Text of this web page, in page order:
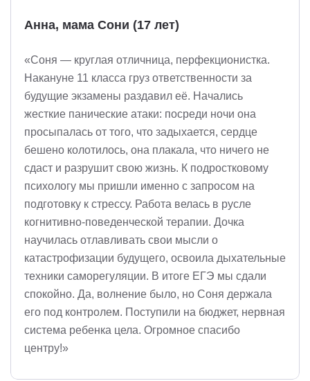
Анна, мама Сони (17 лет)
«Соня — круглая отличница, перфекционистка.
Накануне 11 класса груз ответственности за
будущие экзамены раздавил её. Начались
жесткие панические атаки: посреди ночи она
просыпалась от того, что задыхается, сердце
бешено колотилось, она плакала, что ничего не
сдаст и разрушит свою жизнь. К подростковому
психологу мы пришли именно с запросом на
подготовку к стрессу. Работа велась в русле
когнитивно-поведенческой терапии. Дочка
научилась отлавливать свои мысли о
катастрофизации будущего, освоила дыхательные
техники саморегуляции. В итоге ЕГЭ мы сдали
спокойно. Да, волнение было, но Соня держала
его под контролем. Поступили на бюджет, нервная
система ребенка цела. Огромное спасибо
центру!»